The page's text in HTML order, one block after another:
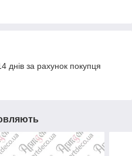
днів за рахунок покупця